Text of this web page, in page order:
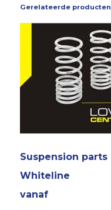
Gerelateerde producten
Suspension parts
Whiteline
vanaf